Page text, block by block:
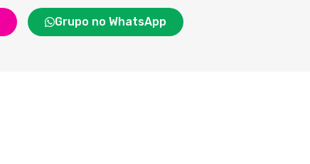
Grupo no WhatsApp